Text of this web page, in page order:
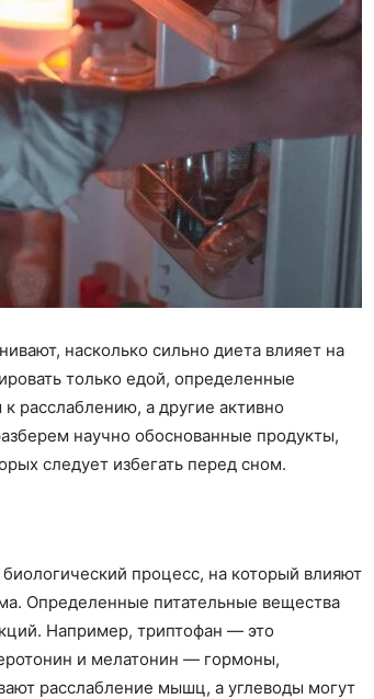
насколько сильно диета влияет на
только едой, определенные
расслаблению, а другие активно
научно обоснованные продукты,
следует избегать перед сном.
процесс, на который влияют
Определенные питательные вещества
Например, триптофан — это
и мелатонин — гормоны,
расслабление мышц, а углеводы могут